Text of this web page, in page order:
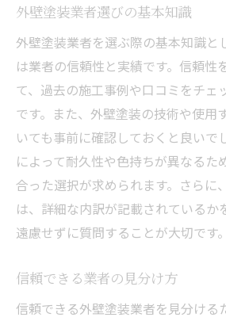
契約前に確認すべき重要項目
寝屋川市の業者選びポイ
トラブルを避けるための
保証内容で選ぶ業者の基準
口コミを活用した業者選び
寝屋川市の外壁塗装業者を選
業者選びで避けたい失敗例
外壁塗装前に知っておく
寝屋川市の工事事例を参考
不適切な業者を見極める方
施工後の保証とメンテナ
外壁塗装業者選びの基本知識
外壁塗装業者を選ぶ際の基本知識と
は業者の信頼性と実績です。信頼性
て、過去の施工事例や口コミをチェ
です。また、外壁塗装の技術や使用
いても事前に確認しておくと良いで
によって耐久性や色持ちが異なるた
合った選択が求められます。さらに
は、詳細な内訳が記載されているか
遠慮せずに質問することが大切です。
信頼できる業者の見分け方
信頼できる外壁塗装業者を見分ける